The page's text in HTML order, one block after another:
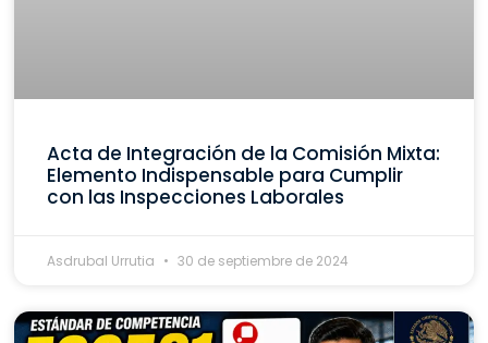
Acta de Integración de la Comisión Mixta:
Elemento Indispensable para Cumplir
con las Inspecciones Laborales
Asdrubal Urrutia 30 de septiembre de 2024